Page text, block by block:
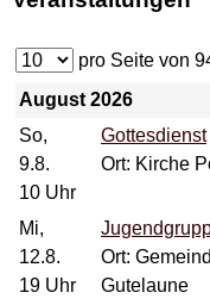
pro Seite von
August 2026
So,
9.8.
10 Uhr
Gottesdienst
Ort: Kirche
Mi,
12.8.
19 Uhr
Ort:
Gutelaune